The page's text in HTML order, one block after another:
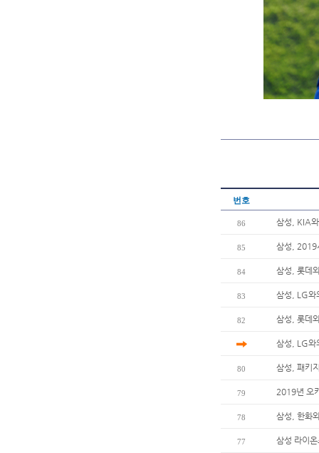
번호
86 삼성, KIA
85 삼성, 2019
84 삼성, 롯데
83 삼성, LG와
82 삼성, 롯데
삼성, LG와
80 삼성, 패키
79 2019년 오
78 삼성, 한화
77 삼성 라이